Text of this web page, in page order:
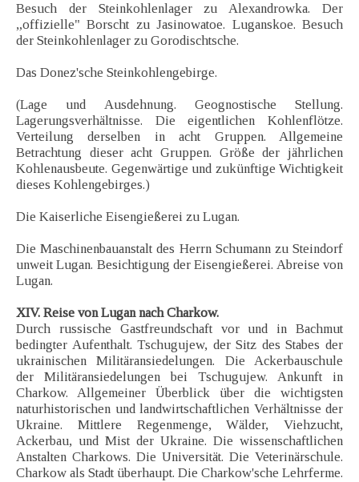
Besuch der Steinkohlenlager zu Alexandrowka. Der
„offizielle" Borscht zu Jasinowatoe. Luganskoe. Besuch
der Steinkohlenlager zu Gorodischtsche.
Das Donez'sche Steinkohlengebirge.
(Lage und Ausdehnung. Geognostische Stellung.
Lagerungsverhältnisse. Die eigentlichen Kohlenflötze.
Verteilung derselben in acht Gruppen. Allgemeine
Betrachtung dieser acht Gruppen. Größe der jährlichen
Kohlenausbeute. Gegenwärtige und zukünftige Wichtigkeit
dieses Kohlengebirges.)
Die Kaiserliche Eisengießerei zu Lugan.
Die Maschinenbauanstalt des Herrn Schumann zu Steindorf
unweit Lugan. Besichtigung der Eisengießerei. Abreise von
Lugan.
XIV. Reise von Lugan nach Charkow.
Durch russische Gastfreundschaft vor und in Bachmut
bedingter Aufenthalt. Tschugujew, der Sitz des Stabes der
ukrainischen Militäransiedelungen. Die Ackerbauschule
der Militäransiedelungen bei Tschugujew. Ankunft in
Charkow. Allgemeiner Überblick über die wichtigsten
naturhistorischen und landwirtschaftlichen Verhältnisse der
Ukraine. Mittlere Regenmenge, Wälder, Viehzucht,
Ackerbau, und Mist der Ukraine. Die wissenschaftlichen
Anstalten Charkows. Die Universität. Die Veterinärschule.
Charkow als Stadt überhaupt. Die Charkow'sche Lehrferme.